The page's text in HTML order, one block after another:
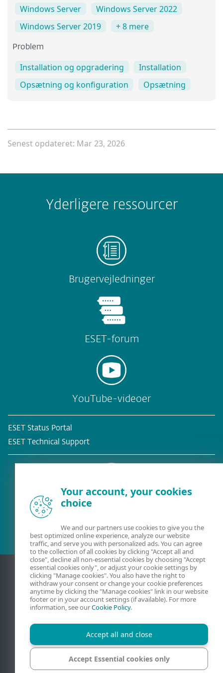
Windows Server
Windows Server 2022
Windows Server 2019
+ 8 mere
Problem
Installation og opgradering
Installation
Opsætning og konfiguration
Opsætning
Senest opdateret: Mar 23, 2026
Yderligere ressourcer
Brugervejledninger
ESET-forum
YouTube-videoer
ESET Status Portal
ESET Technical Support
Eksisterende kunde?
Juridiske oplysninger
Rapportér sårbarheder
Your account, your cookies
choice
We and our partners use cookies to give you the
best optimized online experience, analyze our website
traffic, and serve you with personalized ads. You can agree
to the collection of all cookies by clicking "Accept all and
close", decline all non-essential cookies by choosing "Accept
essential cookies only", or adjust your cookie settings by
clicking "Manage cookies". You also have the right to
withdraw your consent or change your cookie preferences
anytime by clicking the "Manage cookies" link in our website
footer or in your account settings (if available). For more
information, see ourCookie Policy.
Accept all and close
Accept Essential cookies only